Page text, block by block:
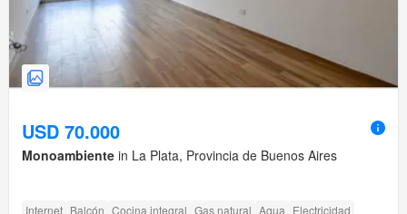
USD 70.000
Monoambiente in La Plata, Provincia de Buenos Aires
Internet Balcón Cocina integral Gas natural Agua Electricidad